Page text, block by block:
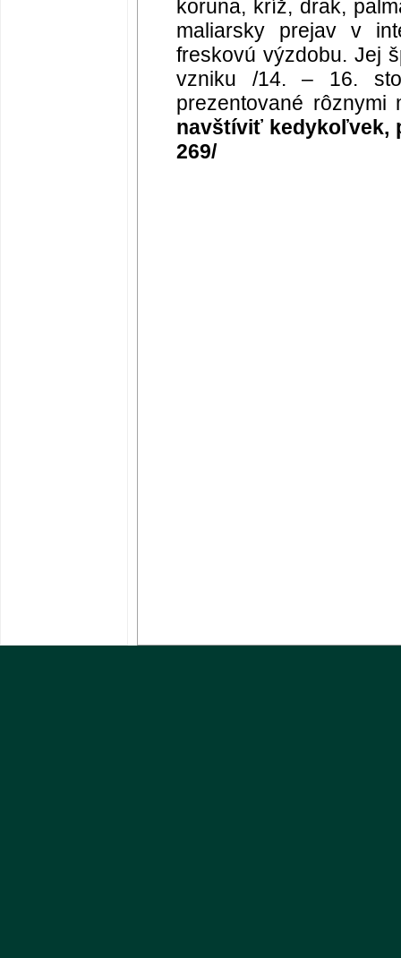
koruna, kríž, drak,
maliarsky prejav v
freskovú výzdobu. Jej
vzniku /14. – 16.
prezentované rôznymi
navštíviť kedykoľvek,
269/